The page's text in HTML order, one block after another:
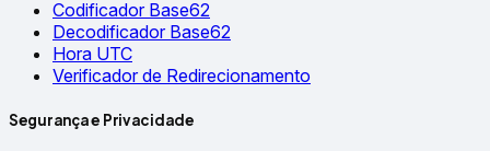
Codificador Base62
Decodificador Base62
Hora UTC
Verificador de Redirecionamento
Segurança e Privacidade